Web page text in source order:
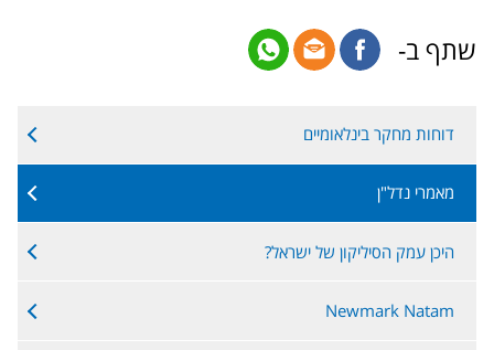
שתף ב-
דוחות מחקר בינלאומיים
מאמרי נדל"ן
היכן עמק הסיליקון של ישראל?
Newmark Natam